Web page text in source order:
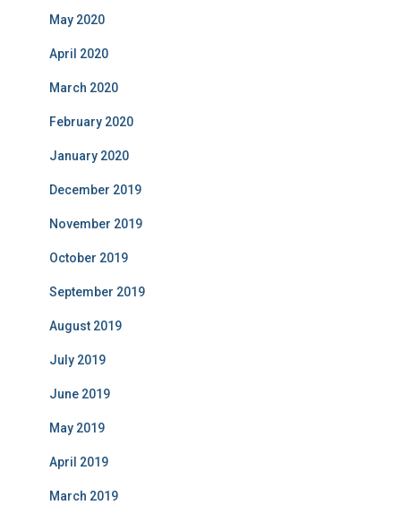
May 2020
April 2020
March 2020
February 2020
January 2020
December 2019
November 2019
October 2019
September 2019
August 2019
July 2019
June 2019
May 2019
April 2019
March 2019